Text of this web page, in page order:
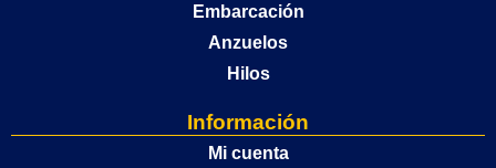
Embarcación
Anzuelos
Hilos
Información
Mi cuenta